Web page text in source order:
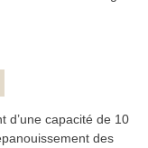
d’une capacité de 10
des